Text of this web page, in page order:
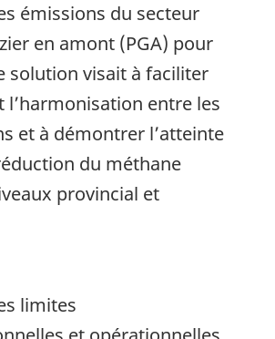
émissions du secteur
en amont (PGA) pour
solution visait à faciliter
l’harmonisation entre les
et à démontrer l’atteinte
du méthane
provincial et
limites